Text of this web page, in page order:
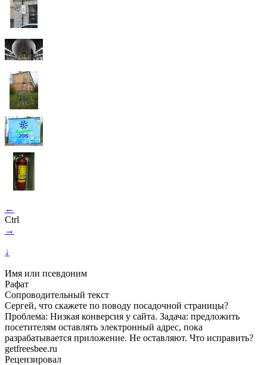
←
Ctrl
→
↓
Имя или псевдоним
Рафат
Сопроводительный текст
Сергей, что скажете по поводу посадочной страницы?
Проблема: Низкая конверсия у сайта. Задача: предложить
посетителям оставлять электронный адрес, пока
разрабатывается приложение. Не оставляют. Что исправить?
getfreesbee.ru
Рецензировал